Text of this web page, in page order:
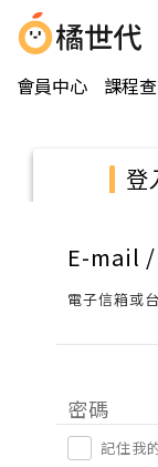
會員中心 課程
登
E-mail /
電子信箱或
密碼
記住我